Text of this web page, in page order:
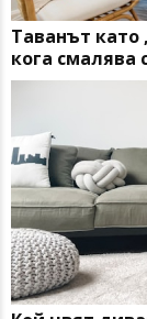
Таванът като
кога смалява